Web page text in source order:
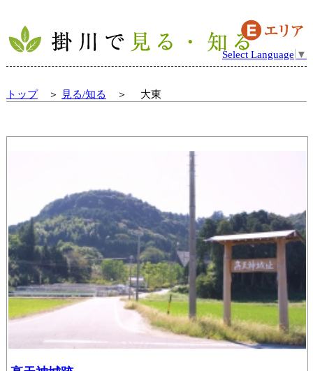
Select Language ▼
トップ＞ 見る/知る ＞ 大東